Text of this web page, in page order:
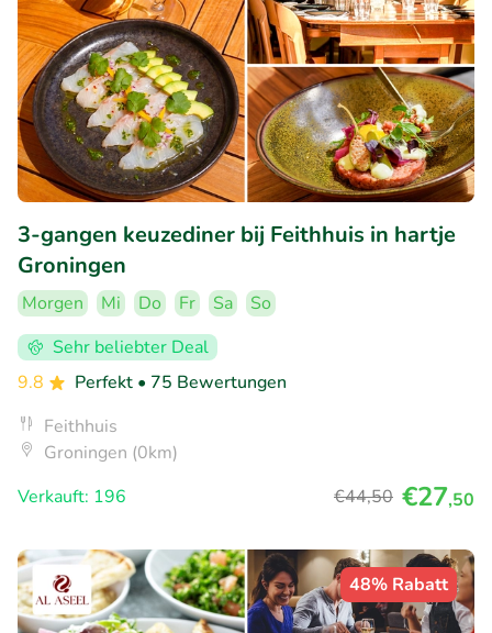
3-gangen keuzediner bij Feithhuis in hartje
Groningen
Morgen Mi Do Fr Sa
So
Sehr beliebter Deal
9.8
Perfekt • 75 Bewertungen
Feithhuis
Groningen (0km)
Verkauft: 196
€44,50 €27,50
48% Rabatt